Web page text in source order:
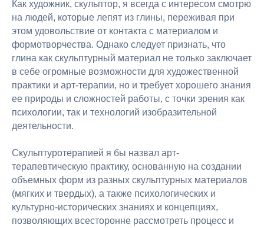
Как художник, скульптор, я всегда с интересом смотрю
на людей, которые лепят из глины, переживая при
этом удовольствие от контакта с материалом и
формотворчества. Однако следует признать, что
глина как скульптурный материал не только заключает
в себе огромные возможности для художественной
практики и арт-терапии, но и требует хорошего знания
ее природы и сложностей работы, с точки зрения как
психологии, так и технологий изобразительной
деятельности.
Скульптуротерапией я бы назвал арт-
терапевтическую практику, основанную на создании
объемных форм из разных скульптурных материалов
(мягких и твердых), а также психологических и
культурно-исторических знаниях и концепциях,
позволяющих всесторонне рассмотреть процесс и